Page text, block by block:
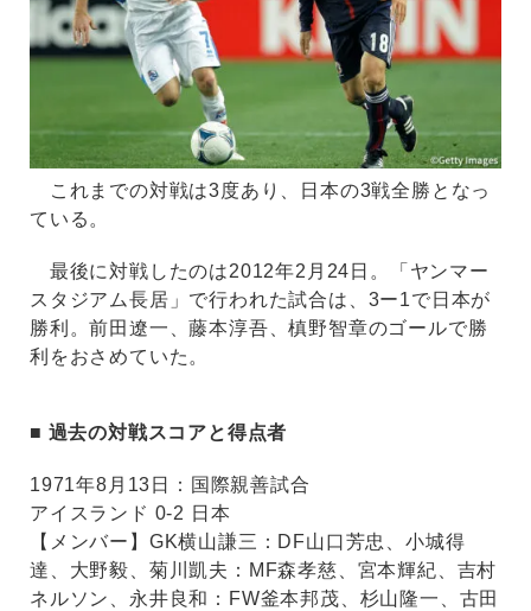
これまでの対戦は3度あり、日本の3戦全勝となっ
ている。
最後に対戦したのは2012年2月24日。「ヤンマー
スタジアム長居」で行われた試合は、3ー1で日本が
勝利。前田遼一、藤本淳吾、槙野智章のゴールで勝
利をおさめていた。
過去の対戦スコアと得点者
1971年8月13日：国際親善試合
アイスランド 0-2 日本
【メンバー】GK横山謙三：DF山口芳忠、小城得
達、大野毅、菊川凱夫：MF森孝慈、宮本輝紀、吉村
ネルソン、永井良和：FW釜本邦茂、杉山隆一、古田